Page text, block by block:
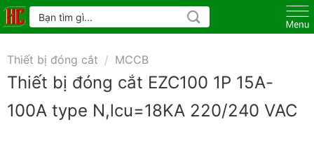
Skip
to
Tìm
kiếm:
Thiết bị đóng cắt / MCCB
Thiết bị đóng cắt EZC100 1P 15A-
100A type N,lcu=18KA 220/240 VAC